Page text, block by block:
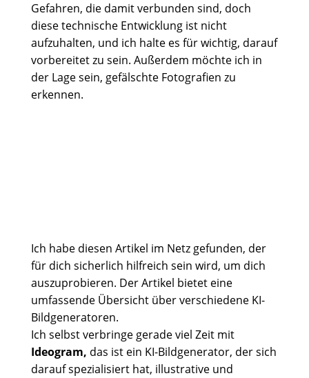
Gefahren, die damit verbunden sind, doch
diese technische Entwicklung ist nicht
aufzuhalten, und ich halte es für wichtig, darauf
vorbereitet zu sein. Außerdem möchte ich in
der Lage sein, gefälschte Fotografien zu
erkennen.
Ich habe diesen Artikel im Netzgefunden, der
für dich sicherlich hilfreich sein wird, um dich
auszuprobieren. Der Artikel bietet eine
umfassende Übersicht über verschiedene KI-
Bildgeneratoren.
Ich selbst verbringe gerade viel Zeit mit
Ideogram, das ist ein KI-Bildgenerator, der sich
darauf spezialisiert hat, illustrative und